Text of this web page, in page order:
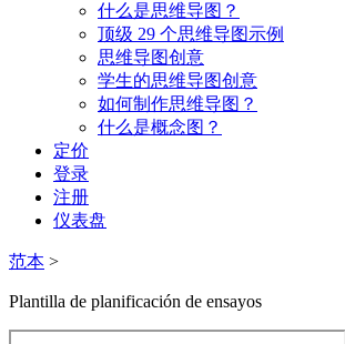
什么是思维导图？
顶级 29 个思维导图示例
思维导图创意
学生的思维导图创意
如何制作思维导图？
什么是概念图？
定价
登录
注册
仪表盘
范本 >
Plantilla de planificación de ensayos